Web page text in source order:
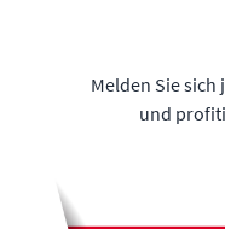
Melden Sie
und